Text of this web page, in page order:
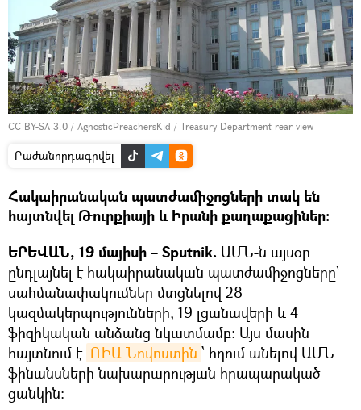
CC BY-SA 3.0 / AgnosticPreachersKid / Treasury Department rear view
Բաժանորդագրվել
Հակաիրանական պատժամիջոցների տակ են
հայտնվել Թուրքիայի և Իրանի քաղաքացիներ։
ԵՐԵՎԱՆ, 19 մայիսի – Sputnik. ԱՄՆ-ն այսօր
ընդլայնել է հակաիրանական պատժամիջոցները՝
սահմանափակումներ մտցնելով 28
կազմակերպությունների, 19 լցանավերի և 4
ֆիզիկական անձանց նկատմամբ։ Այս մասին
հայտնում է ՌԻԱ Նովոստին ՝ հղում անելով ԱՄՆ
ֆինանսների նախարարության հրապարակած
ցանկին։